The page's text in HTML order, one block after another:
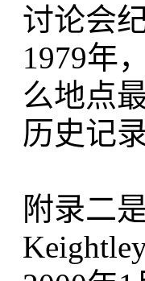
讨论会
1979年
么地点
历史记
附录二